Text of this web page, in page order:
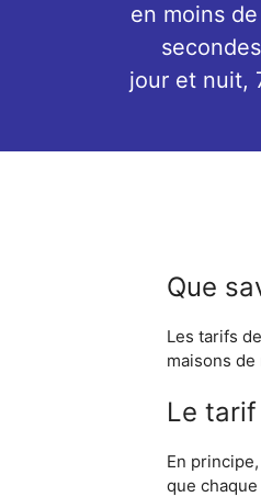
en moins
secondes
jour et nuit,
Que
Les tarifs
maisons
Le tarif
En
que